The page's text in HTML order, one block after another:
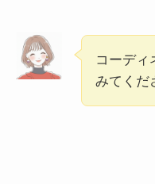
コーディ
みてくだ